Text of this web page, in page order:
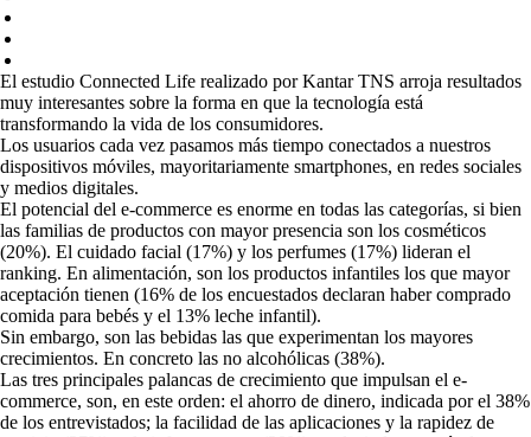
El estudio Connected Life realizado por Kantar TNS arroja resultados
muy interesantes sobre la forma en que la tecnología está
transformando la vida de los consumidores.
Los usuarios cada vez pasamos más tiempo conectados a nuestros
dispositivos móviles, mayoritariamente smartphones, en redes sociales
y medios digitales.
El potencial del e-commerce es enorme en todas las categorías, si bien
las familias de productos con mayor presencia son los cosméticos
(20%). El cuidado facial (17%) y los perfumes (17%) lideran el
ranking. En alimentación, son los productos infantiles los que mayor
aceptación tienen (16% de los encuestados declaran haber comprado
comida para bebés y el 13% leche infantil).
Sin embargo, son las bebidas las que experimentan los mayores
crecimientos. En concreto las no alcohólicas (38%).
Las tres principales palancas de crecimiento que impulsan el e-
commerce, son, en este orden: el ahorro de dinero, indicada por el 38%
de los entrevistados; la facilidad de las aplicaciones y la rapidez de